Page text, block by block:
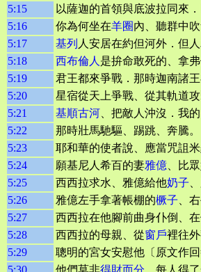
5:15
以薩迦的首領與底波拉同來．
5:16
你為何坐在羊圈內、聽群中
5:17
基列 人安居在約但河外．但
5:18
西布倫人 是拚命敢死的、拿
5:19
君王都來爭戰．那時迦南諸
5:20
星宿從天上爭戰、從其軌道攻
5:21
基順古河 、把敵人沖沒．我
5:22
那時壯馬馳驅、踢跳、奔騰。
5:23
耶和華的使者說、應當咒詛
5:24
願基尼人希百的妻雅億 、比
5:25
西西拉求水、雅億給他奶子
5:26
雅億左手拿著帳棚的橛子 、
5:27
西西拉在他腳前曲身仆倒、
5:28
西西拉的母親、從窗戶裡往
5:29
聰明的宮女安慰他〔原文作
5:30
他們莫非得財而分 ．每人得